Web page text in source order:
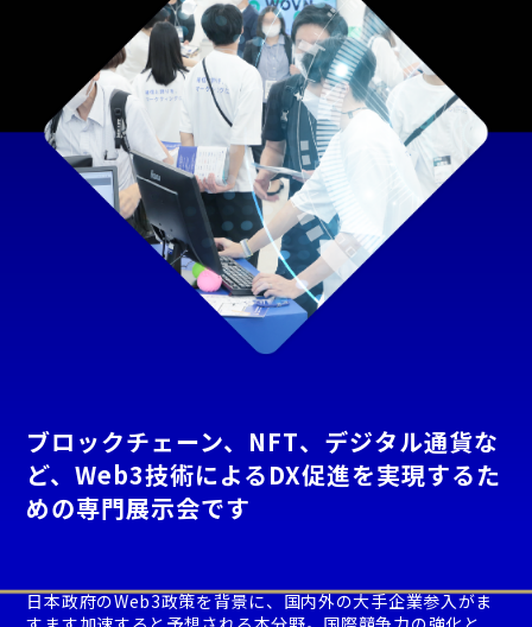
ブロックチェーン、NFT、デジタル通貨な
ど、Web3技術によるDX促進を実現するた
めの専門展示会です
日本政府のWeb3政策を背景に、国内外の大手企業参入がま